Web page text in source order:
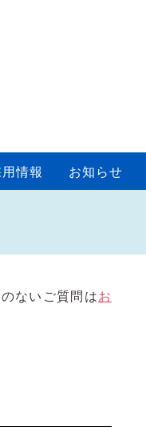
情報 お知らせ
ないご質問はお